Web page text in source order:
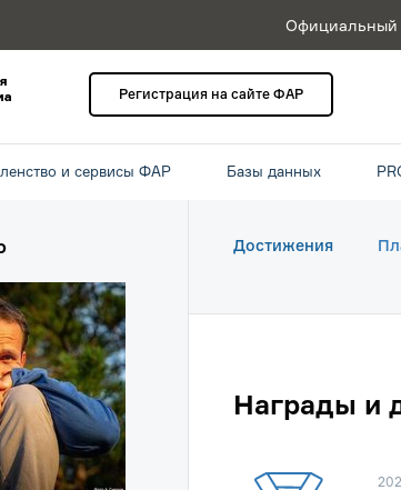
Официальный
Регистрация на сайте ФАР
и сервисы ФАР Базы данных
Достижения
Награды и